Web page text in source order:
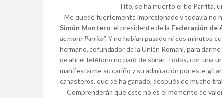
― Tito, se ha muerto el tío Parrita,
Me quedé fuertemente impresionado y todavía no
Simón Montero, el presidente de la Federación de
de morir Parrita”. Y no habían pasado ni dos minutos
hermano, cofundador de la Unión Romaní, para
de ahí el teléfono no paró de sonar. Todos, con una
manifestarme su cariño y su admiración por este
canasteros, que se ha ganado, después de mucho
Comprenderán que este no es el momento de